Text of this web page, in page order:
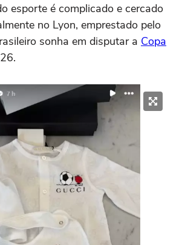
esporte é complicado e cercado
no Lyon, emprestado pelo
sonha em disputar a Copa